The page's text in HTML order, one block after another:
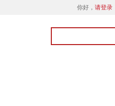
你好， 请登录